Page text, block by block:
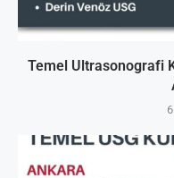
Temel Ultrasonografi